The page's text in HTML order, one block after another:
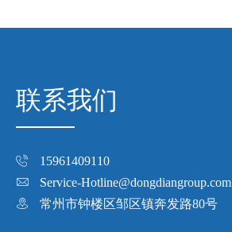
联系我们
15961409110
Service-Hotline@dongdiangroup.com
常州市钟楼区邹区镇奔发路80号